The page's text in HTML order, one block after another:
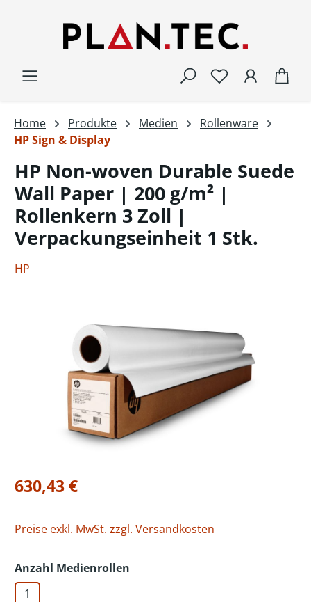
Home Produkte Medien
Rollenware
HP Sign & Display
HP Non-woven Durable Suede
Wall Paper | 200 g/m² |
Rollenkern 3 Zoll |
Verpackungseinheit 1 Stk.
HP
Regulärer Preis:
630,43 €
Preise exkl. MwSt. zzgl. Versandkosten
Anzahl Medienrollen
1